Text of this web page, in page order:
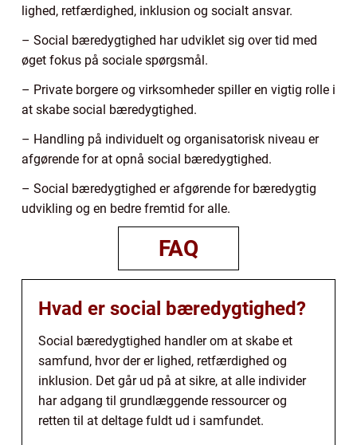
lighed, retfærdighed, inklusion og socialt ansvar.
– Social bæredygtighed har udviklet sig over tid med
øget fokus på sociale spørgsmål.
– Private borgere og virksomheder spiller en vigtig rolle i
at skabe social bæredygtighed.
– Handling på individuelt og organisatorisk niveau er
afgørende for at opnå social bæredygtighed.
– Social bæredygtighed er afgørende for bæredygtig
udvikling og en bedre fremtid for alle.
FAQ
Hvad er social bæredygtighed?
Social bæredygtighed handler om at skabe et
samfund, hvor der er lighed, retfærdighed og
inklusion. Det går ud på at sikre, at alle individer
har adgang til grundlæggende ressourcer og
retten til at deltage fuldt ud i samfundet.